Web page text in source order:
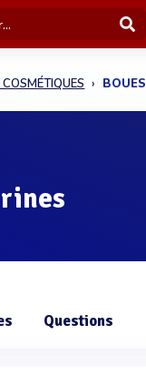
Questions